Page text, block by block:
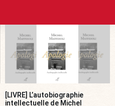
[LIVRE] L’autobiographie
intellectuelle de Michel